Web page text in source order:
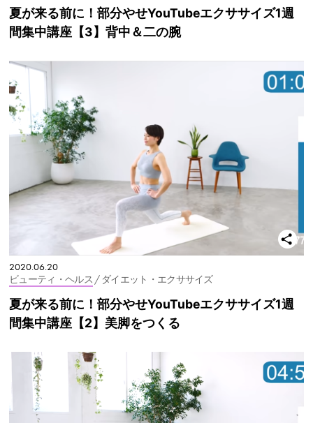
夏が来る前に！部分やせYouTubeエクササイズ1週
間集中講座【3】背中＆二の腕
2020.06.20
ビューティ・ヘルス / ダイエット・エクササイズ
夏が来る前に！部分やせYouTubeエクササイズ1週
間集中講座【2】美脚をつくる